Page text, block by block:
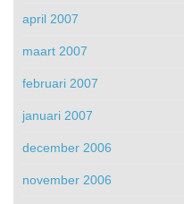
april 2007
maart 2007
februari 2007
januari 2007
december 2006
november 2006